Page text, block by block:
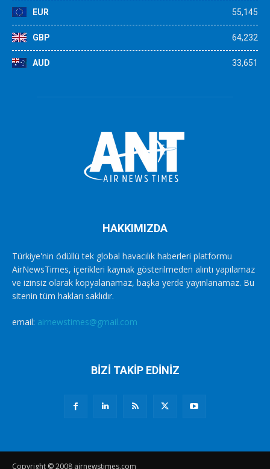
EUR 55,145
GBP 64,232
AUD 33,651
HAKKIMIZDA
Türkiye'nin ödüllü tek global havacılık haberleri platformu
AirNewsTimes, içerikleri kaynak gösterilmeden alıntı yapılamaz
ve izinsiz olarak kopyalanamaz, başka yerde yayınlanamaz. Bu
sitenin tüm hakları saklıdır.
email: airnewstimes@gmail.com
BİZİ TAKİP EDİNİZ
Copyright © 2008 airnewstimes.com